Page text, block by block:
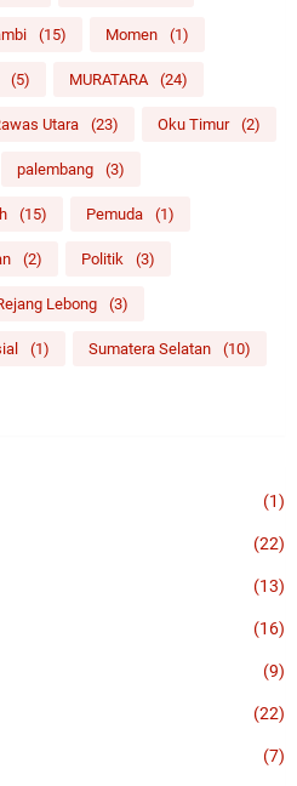
(15) Momen (1)
(5) MURATARA (24)
Utara (23) Oku Timur (2)
palembang (3)
(15) Pemuda (1)
(2) Politik (3)
Lebong (3)
(1) Sumatera Selatan (10)
(1)
(22)
(13)
(16)
(9)
(22)
(7)